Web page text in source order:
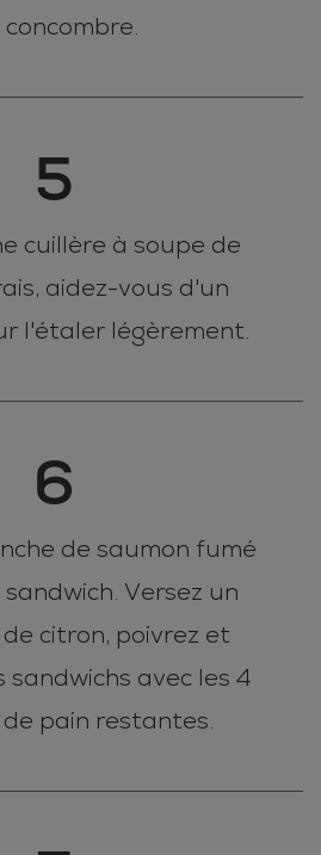
concombre.
5
cuillère à soupe de
aidez-vous d'un
l'étaler légèrement.
6
de saumon fumé
Versez un
citron, poivrez et
sandwichs avec les 4
pain restantes.